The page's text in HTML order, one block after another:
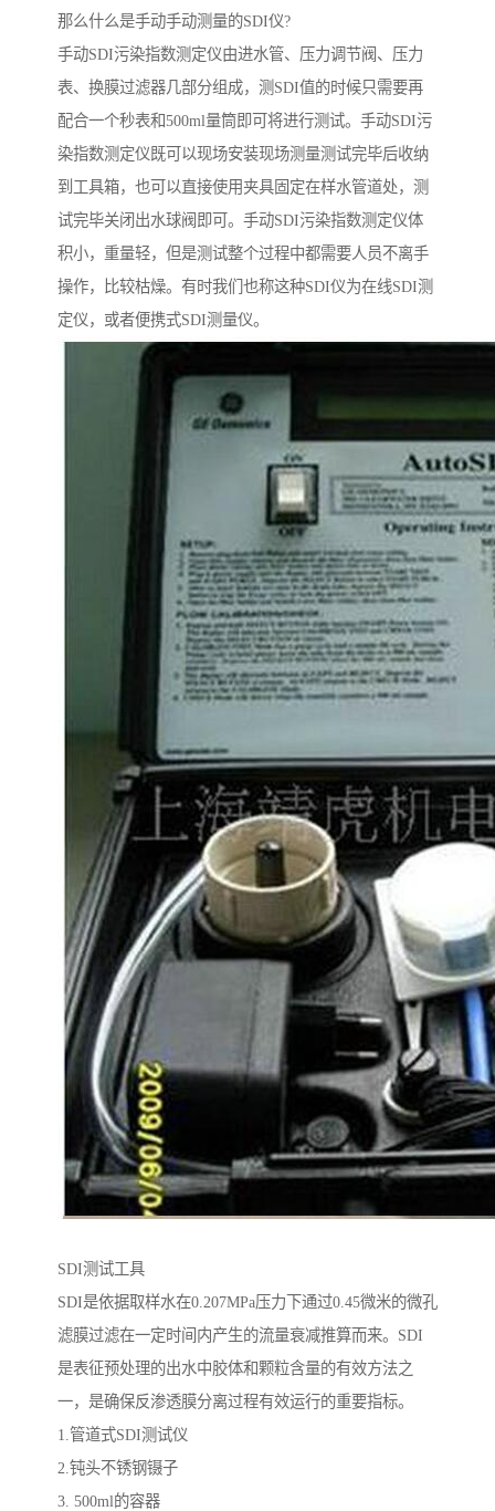
那么什么是手动手动测量的SDI仪?
手动SDI污染指数测定仪由进水管、压力调节阀、压力
表、换膜过滤器几部分组成，测SDI值的时候只需要再
配合一个秒表和500ml量筒即可将进行测试。手动SDI污
染指数测定仪既可以现场安装现场测量测试完毕后收纳
到工具箱，也可以直接使用夹具固定在样水管道处，测
试完毕关闭出水球阀即可。手动SDI污染指数测定仪体
积小，重量轻，但是测试整个过程中都需要人员不离手
操作，比较枯燥。有时我们也称这种SDI仪为在线SDI测
定仪，或者便携式SDI测量仪。
SDI测试工具
SDI是依据取样水在0.207MPa压力下通过0.45微米的微孔
滤膜过滤在一定时间内产生的流量衰减推算而来。SDI
是表征预处理的出水中胶体和颗粒含量的有效方法之
一，是确保反渗透膜分离过程有效运行的重要指标。
1.管道式SDI测试仪
2.钝头不锈钢镊子
3. 500ml的容器